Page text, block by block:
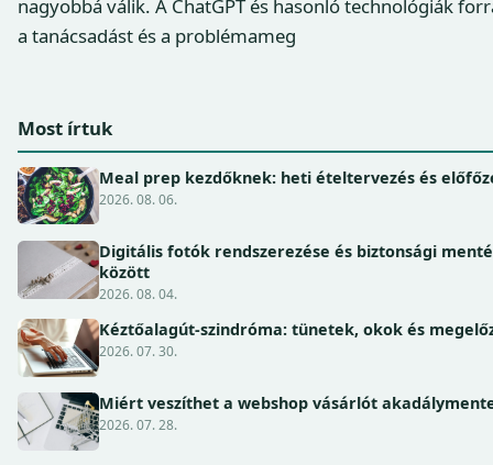
nagyobbá válik. A ChatGPT és hasonló technológiák
a tanácsadást és a problémameg
Most írtuk
Meal prep kezdőknek: heti ételtervezés és
2026. 08. 06.
Digitális fotók rendszerezése és biztonsági
között
2026. 08. 04.
Kéztőalagút-szindróma: tünetek, okok és
2026. 07. 30.
Miért veszíthet a webshop vásárlót
2026. 07. 28.